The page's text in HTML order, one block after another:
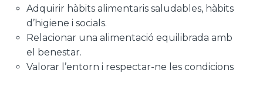
Adquirir hàbits alimentaris saludables, hàbits
d’higiene i socials.
Relacionar una alimentació equilibrada amb
el benestar.
Valorar l’entorn i respectar-ne les condicions